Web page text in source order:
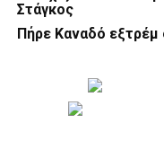
Στάγκος
Πήρε Καναδό εξτρέμ